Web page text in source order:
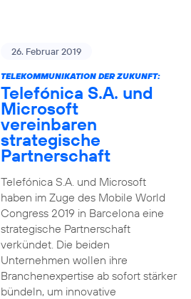
26. Februar 2019
TELEKOMMUNIKATION DER ZUKUNFT:
Telefónica S.A. und
Microsoft
vereinbaren
strategische
Partnerschaft
Telefónica S.A. und Microsoft
haben im Zuge des Mobile World
Congress 2019 in Barcelona eine
strategische Partnerschaft
verkündet. Die beiden
Unternehmen wollen ihre
Branchenexpertise ab sofort stärker
bündeln, um innovative